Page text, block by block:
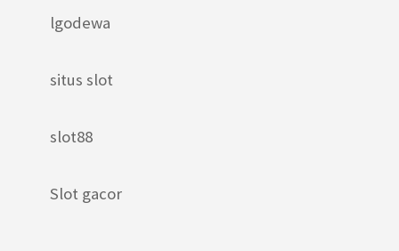
lgodewa
situs slot
slot88
Slot gacor